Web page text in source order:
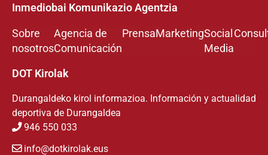
Inmediobai Komunikazio Agentzia
Sobre
nosotros
Agencia de
Comunicación
PrensaMarketingSocial
Media
DOT Kirolak
Durangaldeko kirol informazioa. Información y actualidad
deportiva de Durangaldea
946 550 033
info@dotkirolak.eus